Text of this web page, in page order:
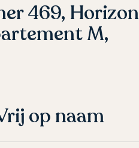
469, Horizon
M,
op naam